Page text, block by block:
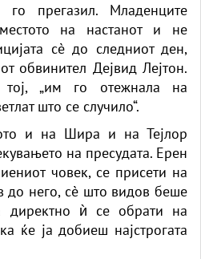
прегазил. Младенците
на настанот и не
сè до следниот ден,
обвинител Дејвид Лејтон.
„им го отежнала на
што се случило“.
и на Шира и на Тејлор
на пресудата. Ерен
човек, се присети на
до него, сè што видов беше
директно ѝ се обрати на
ќе ја добиеш најстрогата